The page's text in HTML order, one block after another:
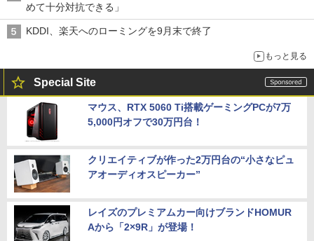
めて十分対抗できる」
KDDI、楽天へのローミングを9月末で終了
もっと見る
Special Site
マウス、RTX 5060 Ti搭載ゲーミングPCが7万
5,000円オフで30万円台！
クリエイティブが作った2万円台の“小さなピュ
アオーディオスピーカー”
レイズのプレミアムカー向けブランドHOMUR
Aから「2×9R」が登場！